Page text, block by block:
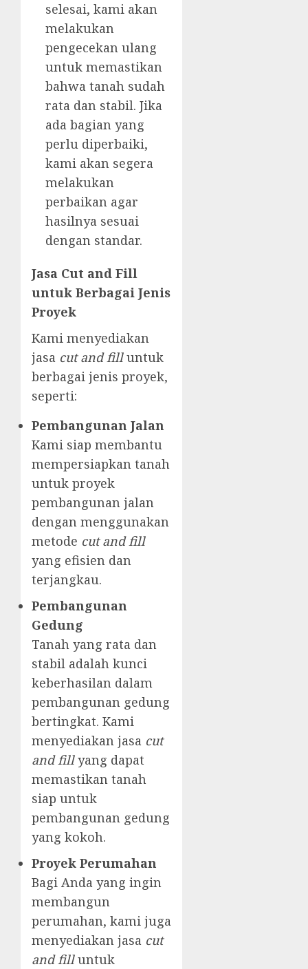
selesai, kami akan
melakukan
pengecekan ulang
untuk memastikan
bahwa tanah sudah
rata dan stabil. Jika
ada bagian yang
perlu diperbaiki,
kami akan segera
melakukan
perbaikan agar
hasilnya sesuai
dengan standar.
Jasa Cut and Fill
untuk Berbagai Jenis
Proyek
Kami menyediakan
jasa cut and filluntuk
berbagai jenis proyek,
seperti:
Pembangunan Jalan
Kami siap membantu
mempersiapkan tanah
untuk proyek
pembangunan jalan
dengan menggunakan
metode cut and fill
yang efisien dan
terjangkau.
Pembangunan
Gedung
Tanah yang rata dan
stabil adalah kunci
keberhasilan dalam
pembangunan gedung
bertingkat. Kami
menyediakan jasa cut
and fillyang dapat
memastikan tanah
siap untuk
pembangunan gedung
yang kokoh.
Proyek Perumahan
Bagi Anda yang ingin
membangun
perumahan, kami juga
menyediakan jasa cut
and filluntuk